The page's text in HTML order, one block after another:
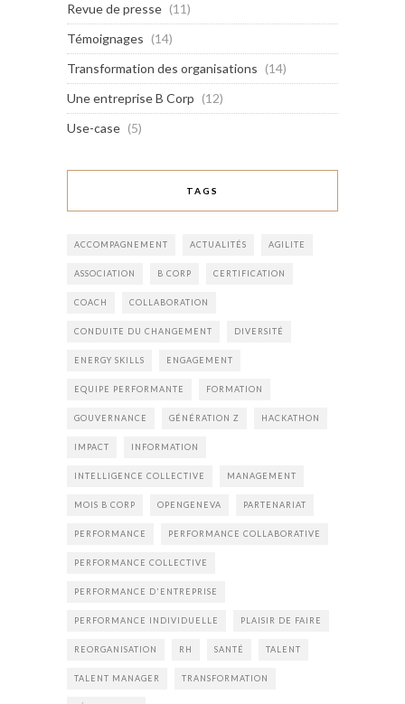
Revue de presse (11)
Témoignages (14)
Transformation des organisations (14)
Une entreprise B Corp (12)
Use-case (5)
TAGS
ACCOMPAGNEMENT ACTUALITÉS AGILITE
ASSOCIATION B CORP CERTIFICATION
COACH COLLABORATION
CONDUITE DU CHANGEMENT DIVERSITÉ
ENERGY SKILLS ENGAGEMENT
EQUIPE PERFORMANTE FORMATION
GOUVERNANCE GÉNÉRATION Z HACKATHON
IMPACT INFORMATION
INTELLIGENCE COLLECTIVE MANAGEMENT
MOIS B CORP OPENGENEVA PARTENARIAT
PERFORMANCE PERFORMANCE COLLABORATIVE
PERFORMANCE COLLECTIVE
PERFORMANCE D'ENTREPRISE
PERFORMANCE INDIVIDUELLE PLAISIR DE FAIRE
REORGANISATION RH SANTÉ TALENT
TALENT MANAGER TRANSFORMATION